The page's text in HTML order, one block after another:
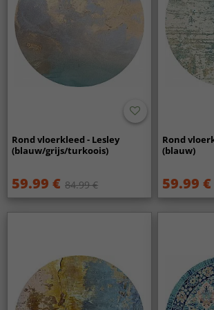
Rond vloerkleed - Lesley
(blauw/grijs/turkoois)
59.99 € 84.99 €
Rond
(blauw)
59.99 €